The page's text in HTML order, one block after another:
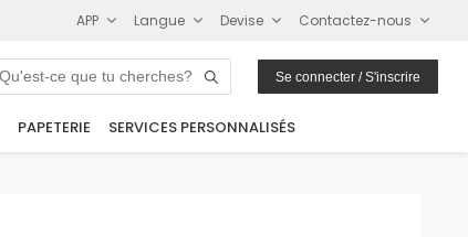
APP Langue Devise Contactez-nous
Se connecter / S'inscrire
PAPETERIE SERVICES PERSONNALISÉS